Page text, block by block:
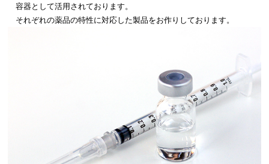
容器として活用されております。
それぞれの薬品の特性に対応した製品をお作りしております。